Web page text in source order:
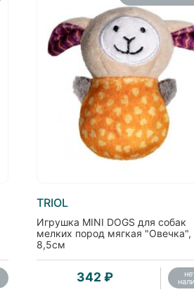
TRIOL
Игрушка MINI DOGS для собак
мелких пород мягкая "Овечка",
8,5см
342 ₽